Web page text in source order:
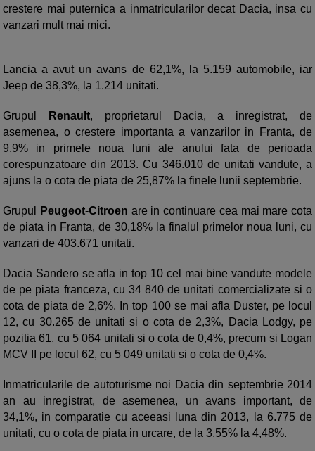
crestere mai puternica a inmatricularilor decat Dacia, insa cu
vanzari mult mai mici.
Lancia a avut un avans de 62,1%, la 5.159 automobile, iar
Jeep de 38,3%, la 1.214 unitati.
Grupul Renault, proprietarul Dacia, a inregistrat, de
asemenea, o crestere importanta a vanzarilor in Franta, de
9,9% in primele noua luni ale anului fata de perioada
corespunzatoare din 2013. Cu 346.010 de unitati vandute, a
ajuns la o cota de piata de 25,87% la finele lunii septembrie.
Grupul Peugeot-Citroen are in continuare cea mai mare cota
de piata in Franta, de 30,18% la finalul primelor noua luni, cu
vanzari de 403.671 unitati.
Dacia Sandero se afla in top 10 cel mai bine vandute modele
de pe piata franceza, cu 34 840 de unitati comercializate si o
cota de piata de 2,6%. In top 100 se mai afla Duster, pe locul
12, cu 30.265 de unitati si o cota de 2,3%, Dacia Lodgy, pe
pozitia 61, cu 5 064 unitati si o cota de 0,4%, precum si Logan
MCV II pe locul 62, cu 5 049 unitati si o cota de 0,4%.
Inmatricularile de autoturisme noi Dacia din septembrie 2014
an au inregistrat, de asemenea, un avans important, de
34,1%, in comparatie cu aceeasi luna din 2013, la 6.775 de
unitati, cu o cota de piata in urcare, de la 3,55% la 4,48%.